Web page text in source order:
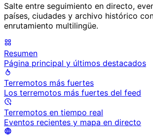
Salte entre seguimiento en directo,
países, ciudades y archivo histórico
enrutamiento multilingüe.
Resumen
Página principal y últimos destacados
Terremotos más fuertes
Los terremotos más fuertes del feed
Terremotos en tiempo real
Eventos recientes y mapa en directo